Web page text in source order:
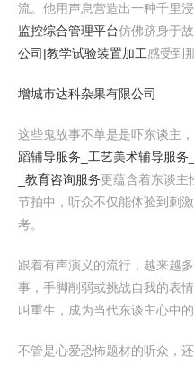
流。他用声息营造出一种千里
监控综合管理平台仿佛跻身于
公司|教学试验装置加工感受到
增城市达科杂果有限公司
这些鬼故事不单是是吓东谈主，
蹈辅导服务_工艺美术辅导服
_教育咨询服务更蕴含着东谈主
节拍中，听众不仅能体验到刺
考。
跟着有声演义的流行，越来越
事，手脚削弱或挑战自我的表
叫重生，成为当代东谈主心中的
不管是心爱恐怖题材的听众，